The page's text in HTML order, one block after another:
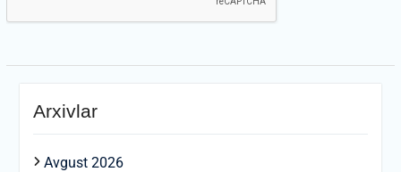
Arxivlar
Avgust 2026